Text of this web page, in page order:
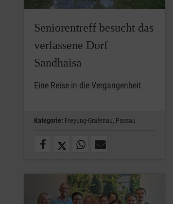
Seniorentreff besucht das
verlassene Dorf
Sandhaisa
Eine Reise in die Vergangenheit
Kategorie: Freyung-Grafenau, Passau